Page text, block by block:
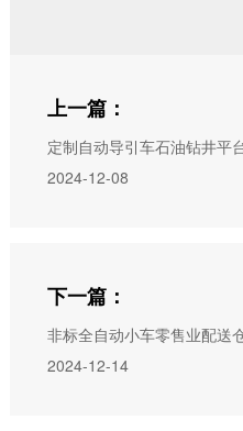
上一篇：
定制自动导引车石油钻井平
2024-12-08
下一篇：
非标全自动小车零售业配送
2024-12-14